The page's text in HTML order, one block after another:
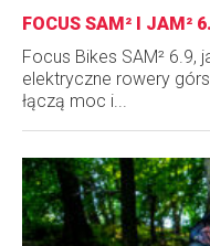
FOCUS SAM² I JAM²
Focus Bikes SAM² 6.9,
elektryczne rowery
łączą moc i...